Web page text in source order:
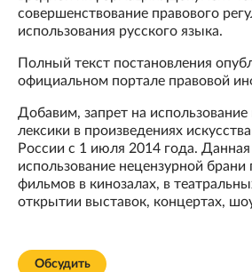
совершенствование правового
использования русского языка.
Полный текст постановления
официальном портале правовой
Добавим, запрет на
лексики в произведениях
России с 1 июля 2014 года.
использование нецензурной брани
фильмов в кинозалах, в
открытии выставок, концертах,
Обсудить